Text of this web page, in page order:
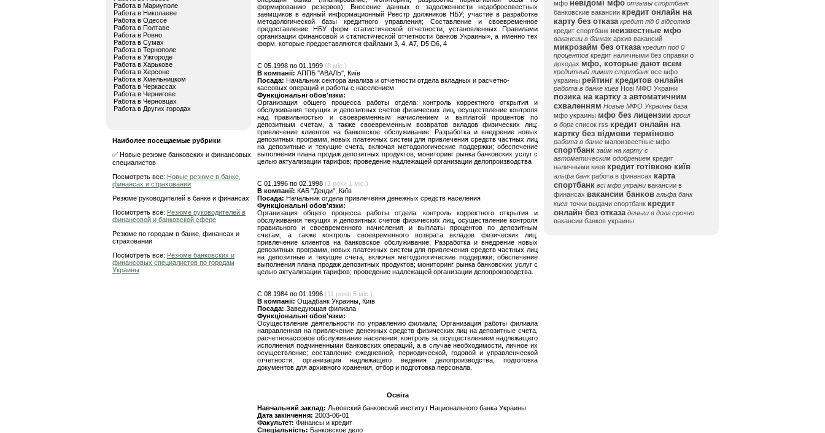
Работа в Мариуполе
Работа в Николаеве
Работа в Одессе
Работа в Полтаве
Работа в Ровно
Работа в Сумах
Работа в Тернополе
Работа в Ужгороде
Работа в Харькове
Работа в Херсоне
Работа в Хмельницком
Работа в Черкассах
Работа в Чернигове
Работа в Черновцах
Работа в Других городах
Наиболее посещаемые рубрики
✅ Новые резюме банковских и финансовых
специалистов
Посмотреть все: Новые резюме в банке,
финансах и страховании
Резюме руководителей в банке и финансах
Посмотреть все: Резюме руководителей в
финансовой и банковской сфере
Резюме по городам в банке, финансах и
страховании
Посмотреть все: Резюме банковских и
финансовых специалистов по городам
Украины
формированию резервов); Внесение данных о задолженности недобросовестных
заемщиков в единый информационный Реестр должников НБУ; участие в разработке
методологической базы кредитного управления; Составление и своевременное
предоставление НБУ форм статистической отчетности, установленных Правилами
организации финансовой и статистической отчетности банков Украины», а именно тех
форм, которые предоставляются файлами 3, 4, A7, D5 D6, 4
C 05.1998 по 01.1999 (8 міс.)
В компанії: АППБ ''АВАЛЬ'', Київ
Посада: Начальник сектора анализа и отчетности отдела вкладных и расчетно-
кассовых операций и работы с населением
Функціональні обов'язки:
Организация общего процесса работы отдела: контроль корректного открытия и
обслуживания текущих и депозитных счетов физических лиц, осуществление контроля
над правильностью и своевременным начислением и выплатой процентов по
депозитным счетам, а также своевременным возвратов вкладов физических лиц;
привлечение клиентов на банковское обслуживание; Разработка и внедрение новых
депозитных программ, новых платежных систем для привлечения средств частных лиц
на депозитные и текущие счета, включая методологические поддержки; обеспечение
выполнения плана продаж депозитных продуктов; мониторинг рынка банковских услуг с
целью актуализации тарифов; проведение надлежащей организации делопроизводства
C 01.1996 по 02.1998 (2 роки 1 міс.)
В компанії: КАБ ''Денди'', Київ
Посада: Начальник отдела привлечеиня денежных средств населения
Функціональні обов'язки:
Организация общего процесса работы отдела: контроль корректного открытия и
обслуживания текущих и депозитных счетов физических лиц, осуществление контроля
правильного и своевременного начисления и выплаты процентов по депозитным
счетам, а также контроль своевременного возврата вкладов физических лиц;
привлечение клиентов на банковское обслуживание; Разработка и внедрение новых
депозитных программ, новых платежных систем для привлечения средств частных лиц
на депозитные и текущие счета, включая методологические поддержки; обеспечение
выполнения плана продаж депозитных продуктов; мониторинг рынка банковских услуг с
целью актуализации тарифов; проведение надлежащей организации делопроизводства.
C 08.1984 по 01.1996 (11 років 5 міс.)
В компанії: Ощадбанк Украины, Київ
Посада: Заведующая филиала
Функціональні обов'язки:
Осуществление деятельности по управлению филиала; Организация работы филиала
направленная на привлечение денежных средств физических лиц на депозитные счета,
расчетнокассовое обслуживание населения; контроль за осуществлением надлежащего
исполнения подчиненными банковских операций, а в случае необходимости, личное их
осуществление; составление ежедневной, периодической, годовой и управленческой
отчетности, организация надлежащего ведения делопроизводства, подготовка
документов для архивного хранения, отбор и подготовка персонала.
Освіта
Навчальний заклад: Львовский банковский институт Национального банка Украины
Дата закінчення: 2003-06-01
Факультет: Финансы и кредит
Спеціальність: Банковское дело
мфо невідомі мфо отзывы спортбанк
банковские вакансии кредит онлайн на
карту без отказа кредит під 0 відсотків
кредит спортбанк неизвестные мфо
вакансии в банках архив вакансий
микрозайм без отказа кредит под 0
процентов кредит наличными без справки о
доходах мфо, которые дают всем
кредитный лимит спортбанк все мфо
украины рейтинг кредитов онлайн
работа в банке киев Нові МФО України
позика на картку з автоматичним
схваленням Новые МФО Украины база
мфо украины мфо без лицензии гроші
в борг список rss кредит онлайн на
картку без відмови терміново
работа в банке малоизвестные мфо
спортбанк займ на карту с
автоматическим одобрением кредит
наличными киев кредит готівкою київ
альфа банк работа в финансах карта
спортбанк всі мфо україни вакансии в
финансах вакансии банков альфа банк
киев точки выдачи спортбанк кредит
онлайн без отказа деньги в долг срочно
вакансии банков украины